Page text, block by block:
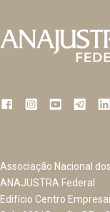
Associação Nacional
ANAJUSTRA Federal
Edifício Centro